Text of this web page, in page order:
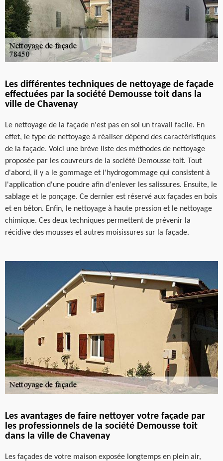
Les différentes techniques de nettoyage de façade
effectuées par la société Demousse toit dans la
ville de Chavenay
Le nettoyage de la façade n'est pas en soi un travail facile. En
effet, le type de nettoyage à réaliser dépend des caractéristiques
de la façade. Voici une brève liste des méthodes de nettoyage
proposée par les couvreurs de la société Demousse toit. Tout
d'abord, il y a le gommage et l'hydrogommage qui consistent à
l'application d'une poudre afin d'enlever les salissures. Ensuite, le
sablage et le ponçage. Ce dernier est réservé aux façades en bois
et en béton. Enfin, le nettoyage à haute pression et le nettoyage
chimique. Ces deux techniques permettent de prévenir la
récidive des mousses et autres moisissures sur la façade.
Les avantages de faire nettoyer votre façade par
les professionnels de la société Demousse toit
dans la ville de Chavenay
Les façades de votre maison exposée longtemps en plein air,